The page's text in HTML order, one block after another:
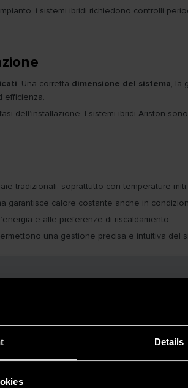
Details
i sistemi ibridi richiedono controlli
. Una corretta dimensione del sistema, la
efficienza.
dell’installazione. I sistemi ibridi Ariston
tradizionali, soprattutto con temperature
garantisce calore costante anche in
e alle preferenze di riscaldamento.
una gestione precisa e intuitiva del